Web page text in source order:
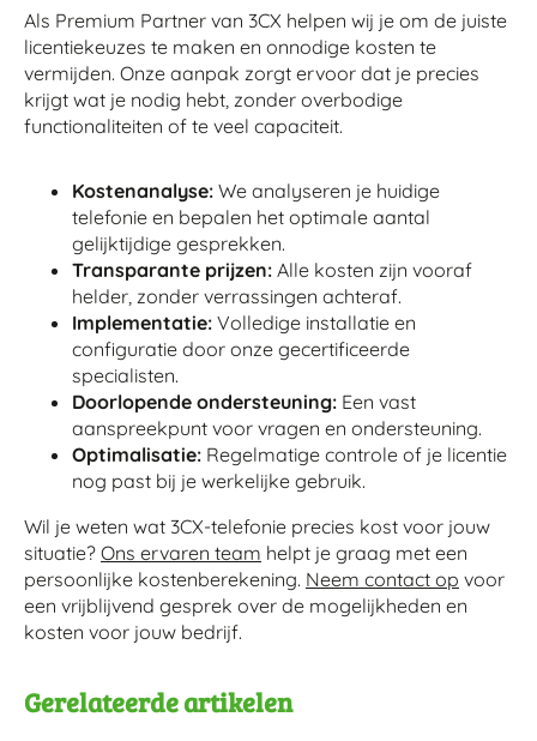
Als Premium Partner van 3CX helpen wij je om de juiste
licentiekeuzes te maken en onnodige kosten te
vermijden. Onze aanpak zorgt ervoor dat je precies
krijgt wat je nodig hebt, zonder overbodige
functionaliteiten of te veel capaciteit.
Kostenanalyse: We analyseren je huidige
telefonie en bepalen het optimale aantal
gelijktijdige gesprekken.
Transparante prijzen: Alle kosten zijn vooraf
helder, zonder verrassingen achteraf.
Implementatie: Volledige installatie en
configuratie door onze gecertificeerde
specialisten.
Doorlopende ondersteuning: Een vast
aanspreekpunt voor vragen en ondersteuning.
Optimalisatie: Regelmatige controle of je licentie
nog past bij je werkelijke gebruik.
Wil je weten wat 3CX-telefonie precies kost voor jouw
situatie? Ons ervaren team helpt je graag met een
persoonlijke kostenberekening. Neem contact op voor
een vrijblijvend gesprek over de mogelijkheden en
kosten voor jouw bedrijf.
Gerelateerde artikelen